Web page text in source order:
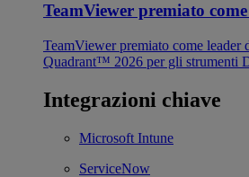
TeamViewer premiato
TeamViewer premiato come
Quadrant™ 2026 per gli strumenti
Integrazioni chiave
Microsoft Intune
ServiceNow